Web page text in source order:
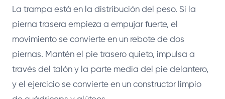
La trampa está en la distribución del peso. Si la
pierna trasera empieza a empujar fuerte, el
movimiento se convierte en un rebote de dos
piernas. Mantén el pie trasero quieto, impulsa a
través del talón y la parte media del pie delantero,
y el ejercicio se convierte en un constructor limpio